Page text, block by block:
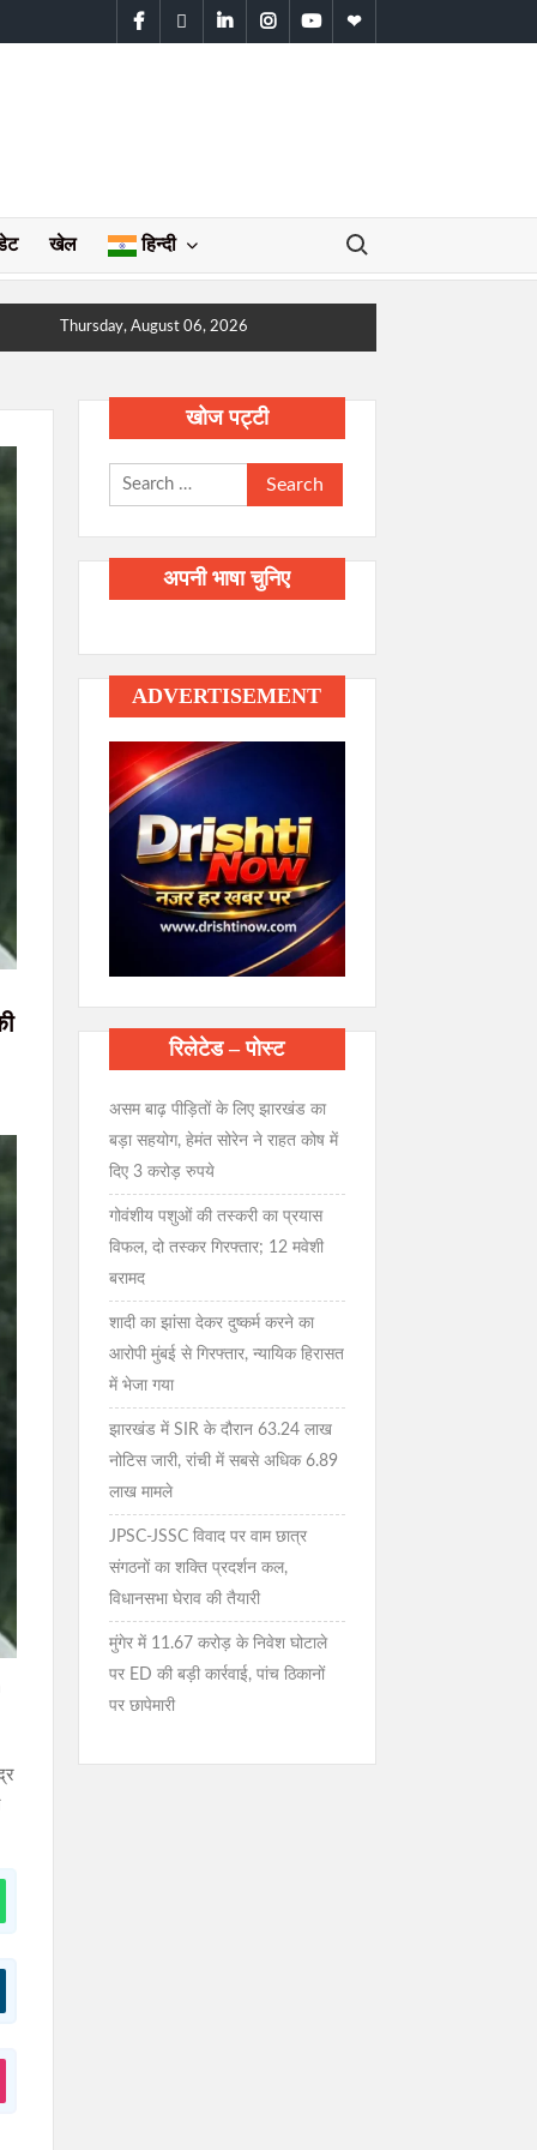
facebooktwitterlinkedininstagramyoutubeWhatsApp
खेल हिन्दी
Search for:
Thursday, August 06, 2026
खोज पट्टी
Search
for:
अपनी भाषा चुनिए
ADVERTISEMENT
रिलेटेड – पोस्ट
असम बाढ़ पीड़ितों के लिए झारखंड का
बड़ा सहयोग, हेमंत सोरेन ने राहत कोष में
दिए 3 करोड़ रुपये
गोवंशीय पशुओं की तस्करी का प्रयास
विफल, दो तस्कर गिरफ्तार; 12 मवेशी
बरामद
शादी का झांसा देकर दुष्कर्म करने का
आरोपी मुंबई से गिरफ्तार, न्यायिक हिरासत
में भेजा गया
झारखंड में SIR के दौरान 63.24 लाख
नोटिस जारी, रांची में सबसे अधिक 6.89
लाख मामले
JPSC-JSSC विवाद पर वाम छात्र
संगठनों का शक्ति प्रदर्शन कल,
विधानसभा घेराव की तैयारी
मुंगेर में 11.67 करोड़ के निवेश घोटाले
पर ED की बड़ी कार्रवाई, पांच ठिकानों
पर छापेमारी